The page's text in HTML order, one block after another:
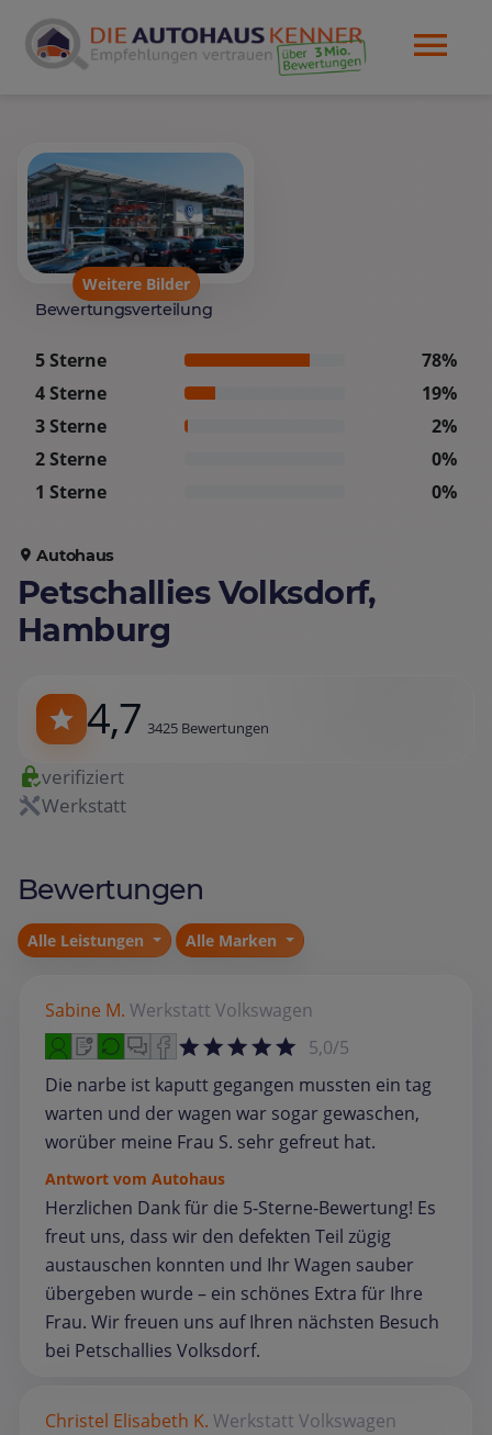
Weitere Bilder
Bewertungsverteilung
5 Sterne
78%
4 Sterne
19%
3 Sterne
2%
2 Sterne
0%
1 Sterne
0%
Autohaus
Petschallies Volksdorf,
Hamburg
4,7 3425 Bewertungen
verifiziert
Werkstatt
Bewertungen
Alle Leistungen Alle Marken
Sabine M. Werkstatt Volkswagen
5,0/5
Die narbe ist kaputt gegangen mussten ein tag
warten und der wagen war sogar gewaschen,
worüber meine Frau S. sehr gefreut hat.
Antwort vom Autohaus
Herzlichen Dank für die 5‑Sterne‑Bewertung! Es
freut uns, dass wir den defekten Teil zügig
austauschen konnten und Ihr Wagen sauber
übergeben wurde – ein schönes Extra für Ihre
Frau. Wir freuen uns auf Ihren nächsten Besuch
bei Petschallies Volksdorf.
Christel Elisabeth K. Werkstatt Volkswagen